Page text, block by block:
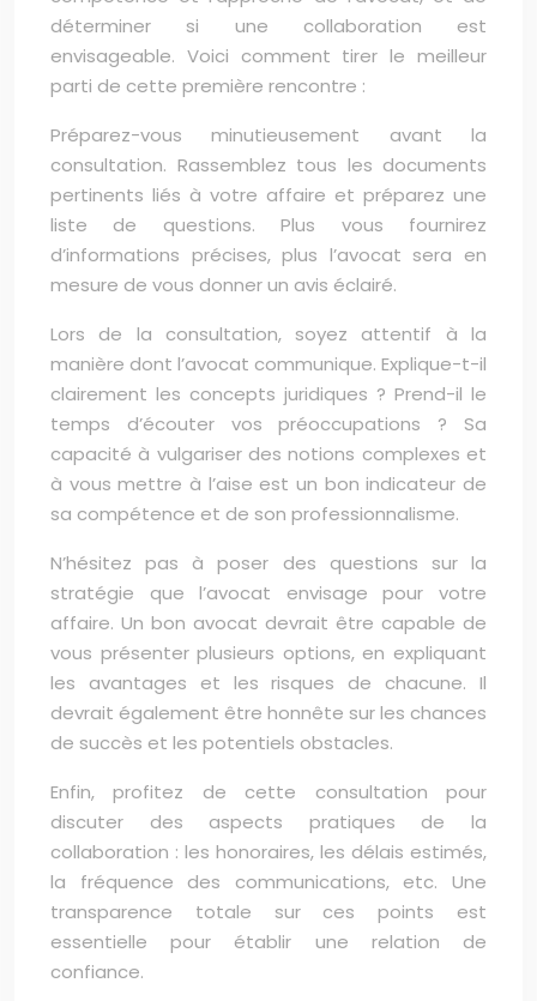
déterminer si une collaboration est
envisageable. Voici comment tirer le meilleur
parti de cette première rencontre :
Préparez-vous minutieusement avant la
consultation. Rassemblez tous les documents
pertinents liés à votre affaire et préparez une
liste de questions. Plus vous fournirez
d’informations précises, plus l’avocat sera en
mesure de vous donner un avis éclairé.
Lors de la consultation, soyez attentif à la
manière dont l’avocat communique. Explique-t-il
clairement les concepts juridiques ? Prend-il le
temps d’écouter vos préoccupations ? Sa
capacité à vulgariser des notions complexes et
à vous mettre à l’aise est un bon indicateur de
sa compétence et de son professionnalisme.
N’hésitez pas à poser des questions sur la
stratégie que l’avocat envisage pour votre
affaire. Un bon avocat devrait être capable de
vous présenter plusieurs options, en expliquant
les avantages et les risques de chacune. Il
devrait également être honnête sur les chances
de succès et les potentiels obstacles.
Enfin, profitez de cette consultation pour
discuter des aspects pratiques de la
collaboration : les honoraires, les délais estimés,
la fréquence des communications, etc. Une
transparence totale sur ces points est
essentielle pour établir une relation de
confiance.